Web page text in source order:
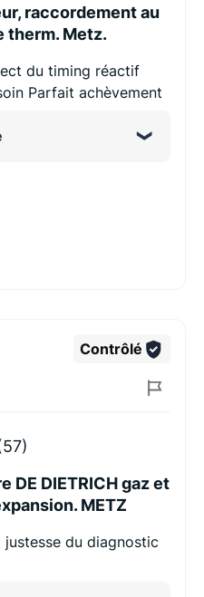
raccordement au
therm. Metz.
du timing réactif
Parfait achèvement
Contrôlé
DE DIETRICH gaz et
METZ
du diagnostic